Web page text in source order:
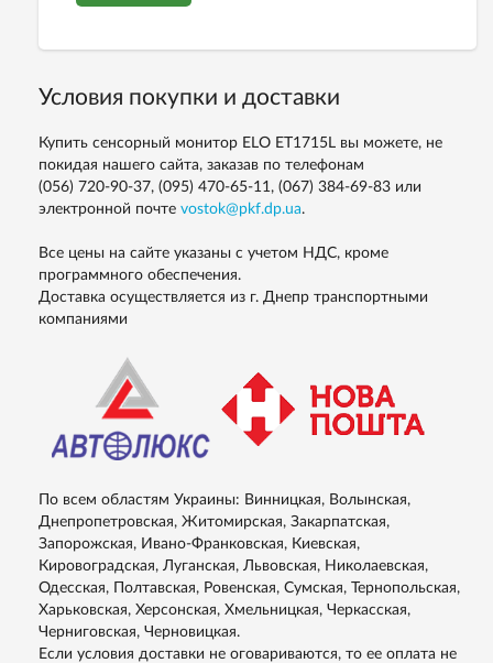
Условия покупки и доставки
Купить сенсорный монитор ELO ET1715L вы можете, не
покидая нашего сайта, заказав по телефонам
(056) 720-90-37, (095) 470-65-11, (067) 384-69-83 или
электронной почте vostok@pkf.dp.ua.
Все цены на сайте указаны с учетом НДС, кроме
программного обеспечения.
Доставка осуществляется из г. Днепр транспортными
компаниями
По всем областям Украины: Винницкая, Волынская,
Днепропетровская, Житомирская, Закарпатская,
Запорожская, Ивано-Франковская, Киевская,
Кировоградская, Луганская, Львовская, Николаевская,
Одесская, Полтавская, Ровенская, Сумская, Тернопольская,
Харьковская, Херсонская, Хмельницкая, Черкасская,
Черниговская, Черновицкая.
Если условия доставки не оговариваются, то ее оплата не